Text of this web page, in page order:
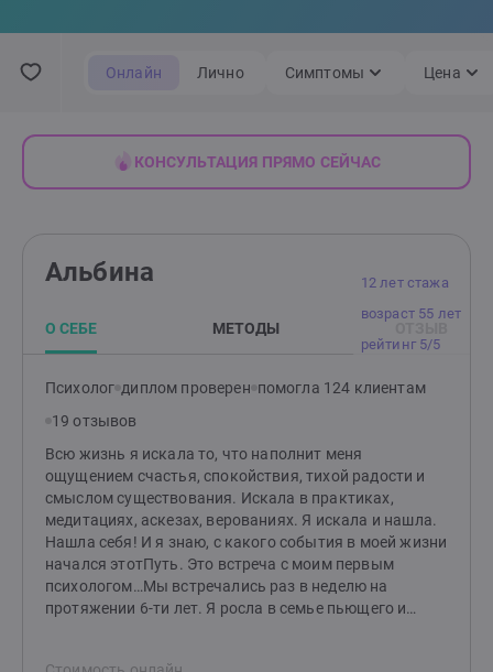
Онлайн Лично Симптомы Цена
КОНСУЛЬТАЦИЯ ПРЯМО СЕЙЧАС
12 лет стажа
возраст 55 лет
рейтинг 5/5
Альбина
О СЕБЕ МЕТОДЫ
Психолог диплом проверен помогла 124 клиентам
19 отзывов
Всю жизнь я искала то, что наполнит меня
ощущением счастья, спокойствия, тихой радости и
смыслом существования. Искала в практиках,
медитациях, аскезах, верованиях. Я искала и нашла.
Нашла себя! И я знаю, с какого события в моей жизни
начался этотПуть. Это встреча с моим первым
психологом…Мы встречались раз в неделю на
протяжении 6-ти лет. Я росла в семье пьющего и